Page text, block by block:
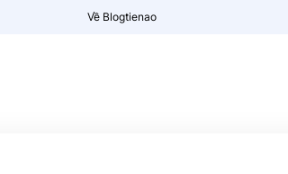
Về Blogtienao